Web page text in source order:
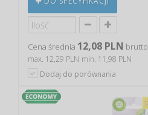
Cena średnia 12,08 PLN brutto
max. 12,29 PLN min. 11,98 PLN
Dodaj do porównania